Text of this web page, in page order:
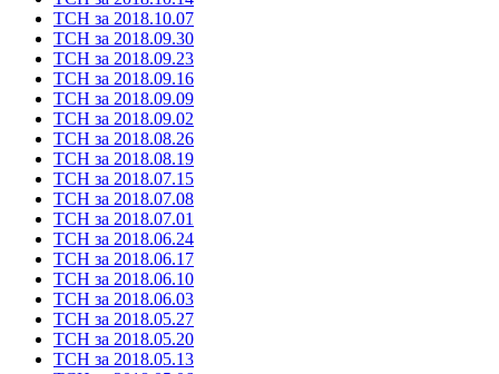
ТСН за 2018.10.07
ТСН за 2018.09.30
ТСН за 2018.09.23
ТСН за 2018.09.16
ТСН за 2018.09.09
ТСН за 2018.09.02
ТСН за 2018.08.26
ТСН за 2018.08.19
ТСН за 2018.07.15
ТСН за 2018.07.08
ТСН за 2018.07.01
ТСН за 2018.06.24
ТСН за 2018.06.17
ТСН за 2018.06.10
ТСН за 2018.06.03
ТСН за 2018.05.27
ТСН за 2018.05.20
ТСН за 2018.05.13